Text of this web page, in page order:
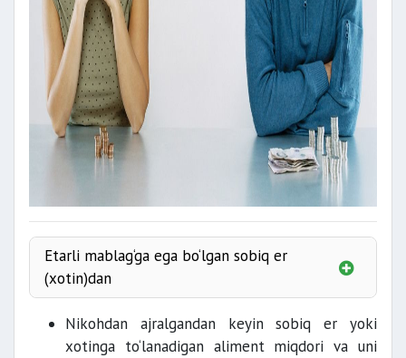
Etarli mablag‘ga ega bo‘lgan sobiq er
(xotin)dan
tug‘ilgan kundan boshlab 3 yil davomida;
Nikohdan ajralgandan keyin sobiq er yoki
xotinga to‘lanadigan aliment miqdori va uni